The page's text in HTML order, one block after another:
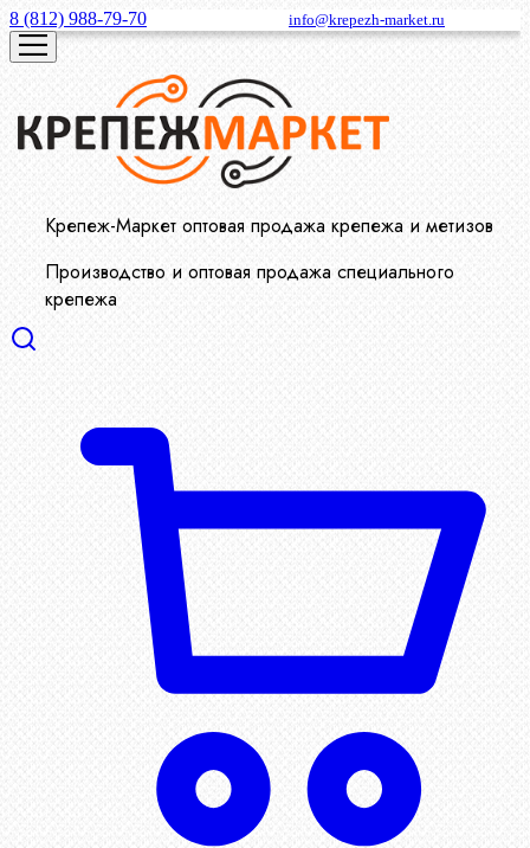
8 (812) 988-79-70 info@krepezh-market.ru
Крепеж-Маркет оптовая продажа крепежа и метизов
Производство и оптовая продажа специального
крепежа